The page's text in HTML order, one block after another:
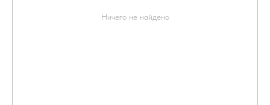
Ничего не найдено